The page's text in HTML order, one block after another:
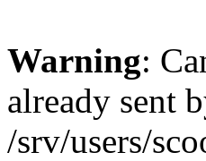
Warning:
already sent
/srv/users/